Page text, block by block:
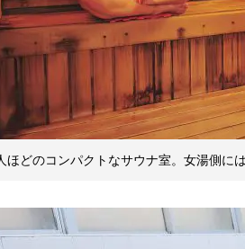
ほどのコンパクトなサウナ室。女湯側に